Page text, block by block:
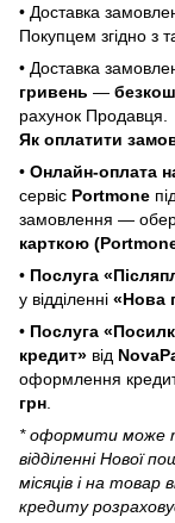
• Доставка
Покупцем згідно з
• Доставка
гривень —
рахунок Продавця.
Як оплатити
• Онлайн-оплата
сервіс Portmone
замовлення —
карткою
• Послуга
у відділенні «Нова
• Послуга
кредит» від
оформлення
грн
* оформити може
відділенні Нової
місяців і на товар
кредиту